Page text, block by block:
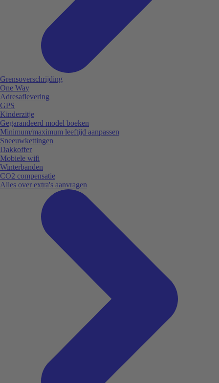
Grensoverschrijding
One Way
Adresaflevering
GPS
Kinderzitje
Gegarandeerd model boeken
Minimum/maximum leeftijd aanpassen
Sneeuwkettingen
Dakkoffer
Mobiele wifi
Winterbanden
CO2 compensatie
Alles over extra's aanvragen